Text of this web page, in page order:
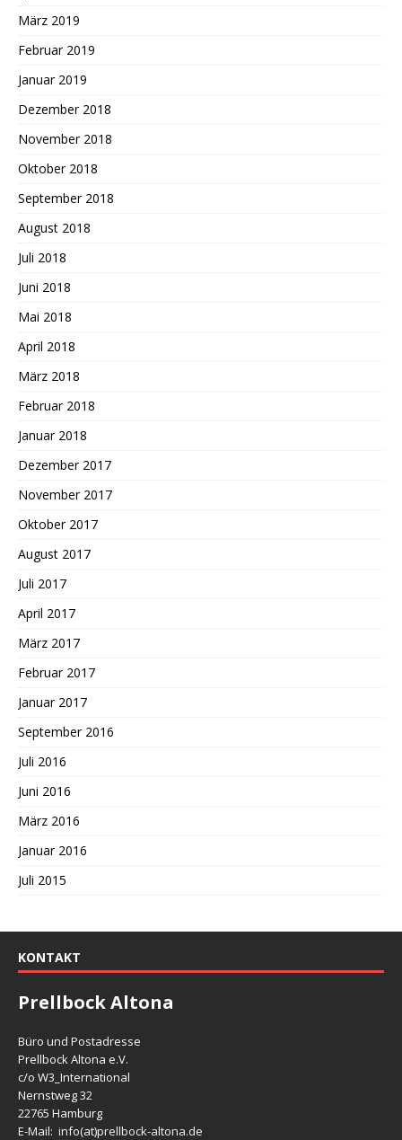
März 2019
Februar 2019
Januar 2019
Dezember 2018
November 2018
Oktober 2018
September 2018
August 2018
Juli 2018
Juni 2018
Mai 2018
April 2018
März 2018
Februar 2018
Januar 2018
Dezember 2017
November 2017
Oktober 2017
August 2017
Juli 2017
April 2017
März 2017
Februar 2017
Januar 2017
September 2016
Juli 2016
Juni 2016
März 2016
Januar 2016
Juli 2015
KONTAKT
Prellbock Altona
Büro und Postadresse
Prellbock Altona e.V.
c/o W3_International
Nernstweg 32
22765 Hamburg
E-Mail: info(at)prellbock-altona.de